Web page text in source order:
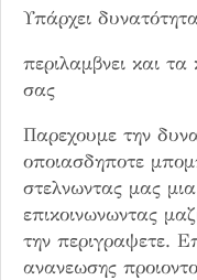
Υπάρχει
περιλαμβνει και
σας
Παρεχουμε την
οποιασδηποτε
στελνωντας μας
επικοινωνωντας
την περιγραψετε.
ανανεωσης